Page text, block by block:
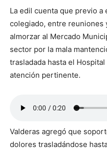
La edil cuenta que previo a
colegiado, entre reuniones
almorzar al Mercado
sector por la mala
trasladada hasta el
atención pertinente.
Valderas agregó que
dolores trasladándose